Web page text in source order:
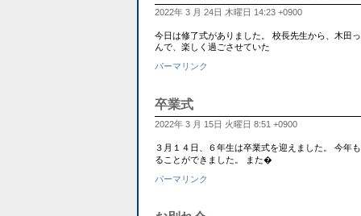
2022年 3 月 24日 木曜日 14:23 +0900
今日は修了式がありました。 校長先生から、木田
んで、楽しく過ごさせていた
パーマリンク
卒業式
2022年 3 月 15日 火曜日 8:51 +0900
３月１４日、６年生は卒業式を迎えました。 今年
ることができました。 また�
パーマリンク